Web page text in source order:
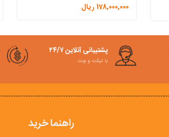
178,000,000 ریال
پشتیبانی آنلاین ۲۴/۷
با تیکت و چت
راهنما خرید